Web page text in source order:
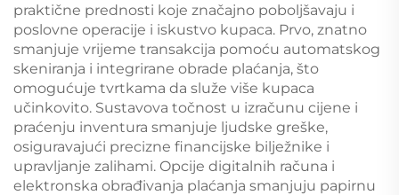
praktične prednosti koje značajno poboljšavaju i
poslovne operacije i iskustvo kupaca. Prvo, znatno
smanjuje vrijeme transakcija pomoću automatskog
skeniranja i integrirane obrade plaćanja, što
omogućuje tvrtkama da služe više kupaca
učinkovito. Sustavova točnost u izračunu cijene i
praćenju inventura smanjuje ljudske greške,
osiguravajući precizne financijske bilježnike i
upravljanje zalihami. Opcije digitalnih računa i
elektronska obrađivanja plaćanja smanjuju papirnu